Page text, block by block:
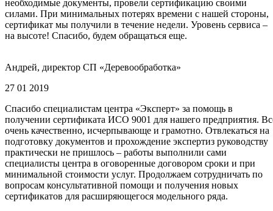
необходимые документы, провели сертификацию своими
силами. При минимальных потерях времени с нашей стороны,
сертификат мы получили в течение недели. Уровень сервиса –
на высоте! Спасибо, будем обращаться еще.
Андрей, директор СП «Деревообработка»
27 01 2019
Спасибо специалистам центра «Эксперт» за помощь в
получении сертификата ИСО 9001 для нашего предприятия.
очень качественно, исчерпывающе и грамотно. Отвлекаться на
подготовку документов и прохождение экспертиз руководству
практически не пришлось – работы выполнили сами
специалисты центра в оговоренные договором сроки и при
минимальной стоимости услуг. Продолжаем сотрудничать по
вопросам консультативной помощи и получения новых
сертификатов для расширяющегося модельного ряда.